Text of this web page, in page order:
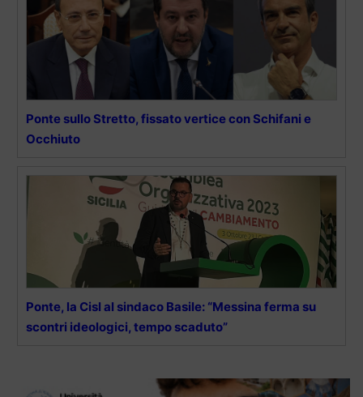
Ponte sullo Stretto, fissato vertice con Schifani e
Occhiuto
Ponte, la Cisl al sindaco Basile: “Messina ferma su
scontri ideologici, tempo scaduto”